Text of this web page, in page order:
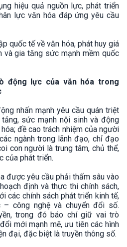
hiệu quả nguồn lực, phát triển
lực văn hóa đáp ứng yêu cầu
quốc tế về văn hóa, phát huy giá
và gia tăng sức mạnh mềm quốc
động lực của văn hóa trong
nhấn mạnh yêu cầu quán triệt
sức mạnh nội sinh và động
đề cao trách nhiệm của người
ngành trong lãnh đạo, chỉ đạo
con người là trung tâm, chủ thể,
của phát triển.
được yêu cầu phải thấm sâu vào
định và thực thi chính sách,
các chính sách phát triển kinh tế,
– công nghệ và chuyển đổi số.
trong đó báo chí giữ vai trò
mới mạnh mẽ, ưu tiên các hình
đại, đặc biệt là truyền thông số.